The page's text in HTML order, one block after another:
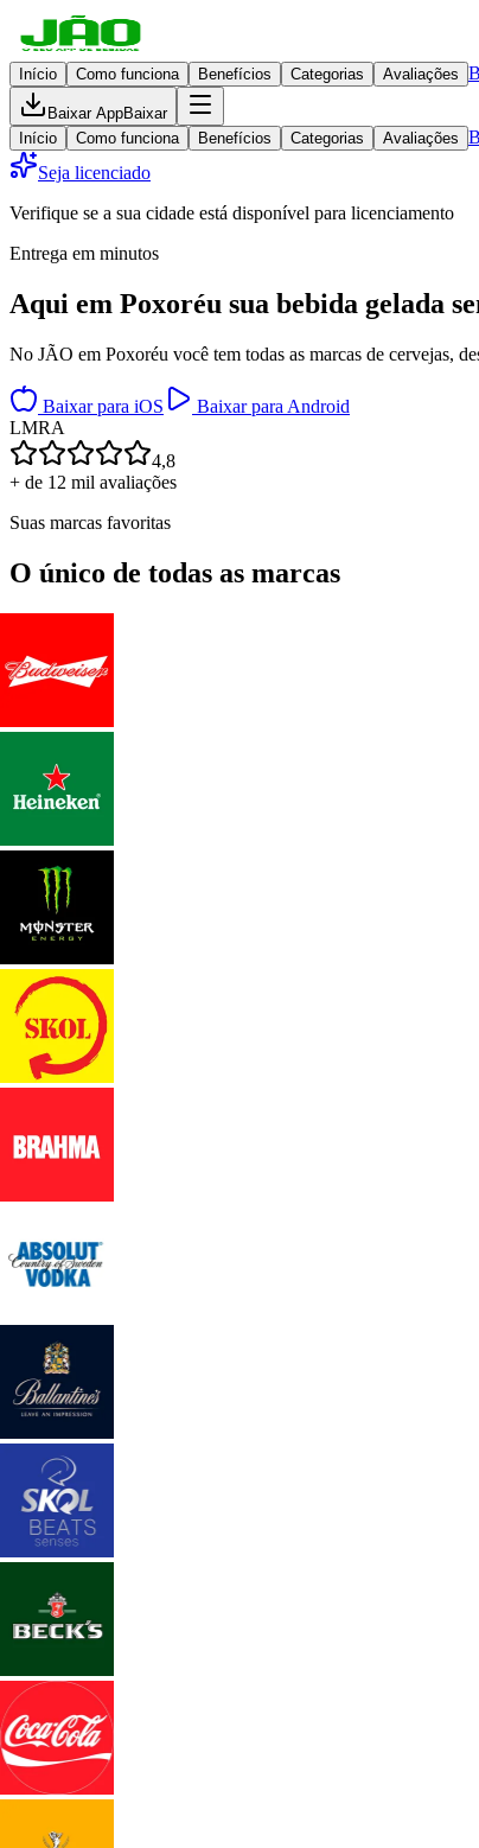
Início Como funciona Benefícios Categorias Avaliações
Baixar AppBaixar
Início
Como funciona Benefícios Categorias Avaliações
Seja licenciado
Verifique se a sua cidade está disponível para licenciamento
Entrega em minutos
Aqui em Poxoréu sua bebida gelada
No JÃO em Poxoréu você tem todas as marcas de cervejas,
Baixar para iOS
Baixar para Android
LMRA
4,8
+ de 12 mil avaliações
Suas marcas favoritas
O único de todas as marcas